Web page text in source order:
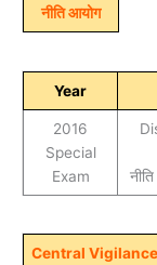
नीति आयोग
Year
2016
Special
Exam
Central